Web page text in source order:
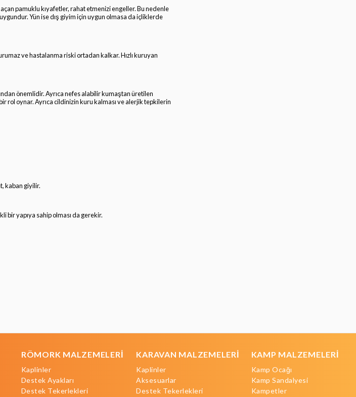
pamuklu kıyafetler, rahat etmenizi engeller. Bu nedenle
Yün ise dış giyim için uygun olmasa da içliklerde
ve hastalanma riski ortadan kalkar. Hızlı kuruyan
önemlidir. Ayrıca nefes alabilir kumaştan üretilen
rol oynar. Ayrıca cildinizin kuru kalması ve alerjik tepkilerin
kaban giyilir.
bir yapıya sahip olması da gerekir.
RÖMORK MALZEMELERİ
Kaplinler
Destek Ayakları
Destek Tekerlekleri
KARAVAN MALZEMELERİ
Kaplinler
Aksesuarlar
Destek Tekerlekleri
KAMP MALZEMELERİ
Kamp Ocağı
Kamp Sandalyesi
Kampetler